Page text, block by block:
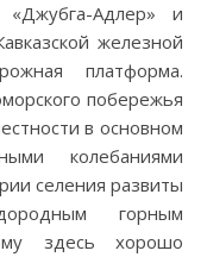
«Джубга-Адлер» и
железной
платформа.
побережья
в основном
колебаниями
селения развиты
горным
здесь хорошо